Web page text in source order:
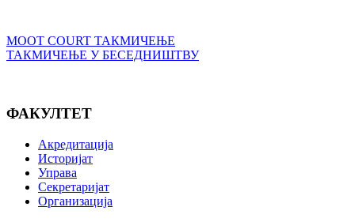
MOOT COURT ТАКМИЧЕЊЕ
ТАКМИЧЕЊЕ У БЕСЕДНИШТВУ
ФАКУЛТЕТ
Акредитација
Историјат
Управа
Секретаријат
Организација